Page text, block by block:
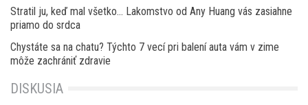
Stratil ju, keď mal všetko… Lakomstvo od Any Huang vás zasiahne
priamo do srdca
Chystáte sa na chatu? Týchto 7 vecí pri balení auta vám v zime
môže zachrániť zdravie
DISKUSIA